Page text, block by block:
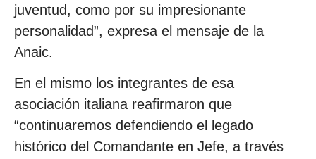
juventud, como por su impresionante
personalidad”, expresa el mensaje de la
Anaic.
En el mismo los integrantes de esa
asociación italiana reafirmaron que
“continuaremos defendiendo el legado
histórico del Comandante en Jefe, a través